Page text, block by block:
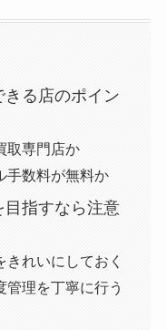
る店のポイン
取専門店か
手数料が無料か
指すなら注意
れいにしておく
管理を丁寧に行う